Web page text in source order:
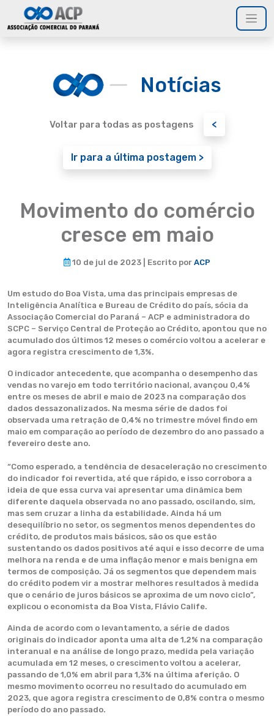
Notícias
Voltar para todas as postagens <
Ir para a última postagem >
Movimento do comércio
cresce em maio
10 de jul de 2023 | Escrito por ACP
Um estudo do Boa Vista, uma das principais empresas de
Inteligência Analítica e Bureau de Crédito do país, sócia da
Associação Comercial do Paraná – ACP e administradora do
SCPC – Serviço Central de Proteção ao Crédito, apontou que no
acumulado dos últimos 12 meses o comércio voltou a acelerar e
agora registra crescimento de 1,3%.
O indicador antecedente, que acompanha o desempenho das
vendas no varejo em todo território nacional, avançou 0,4%
entre os meses de abril e maio de 2023 na comparação dos
dados dessazonalizados. Na mesma série de dados foi
observada uma retração de 0,4% no trimestre móvel findo em
maio em comparação ao período de dezembro do ano passado a
fevereiro deste ano.
“Como esperado, a tendência de desaceleração no crescimento
do indicador foi revertida, até que rápido, e isso corrobora a
ideia de que essa curva vai apresentar uma dinâmica bem
diferente daquela observada no ano passado, oscilando, sim,
mas sem cruzar a linha da estabilidade. Ainda há um
desequilíbrio no setor, os segmentos menos dependentes do
crédito, de produtos mais básicos, são os que estão
sustentando os dados positivos até aqui e isso decorre de uma
melhora na renda e de uma inflação menor e mais benigna em
termos de composição. Já os segmentos que dependem mais
do crédito podem vir a mostrar melhores resultados à medida
que o cenário de juros básicos se aproxima de um novo ciclo”,
explicou o economista da Boa Vista, Flávio Calife.
Ainda de acordo com o levantamento, a série de dados
originais do indicador aponta uma alta de 1,2% na comparação
interanual e na análise de longo prazo, medida pela variação
acumulada em 12 meses, o crescimento voltou a acelerar,
passando de 1,0% em abril para 1,3% na última aferição. O
mesmo movimento ocorreu no resultado do acumulado em
2023, que agora registra crescimento de 0,8% contra o mesmo
período do ano passado.